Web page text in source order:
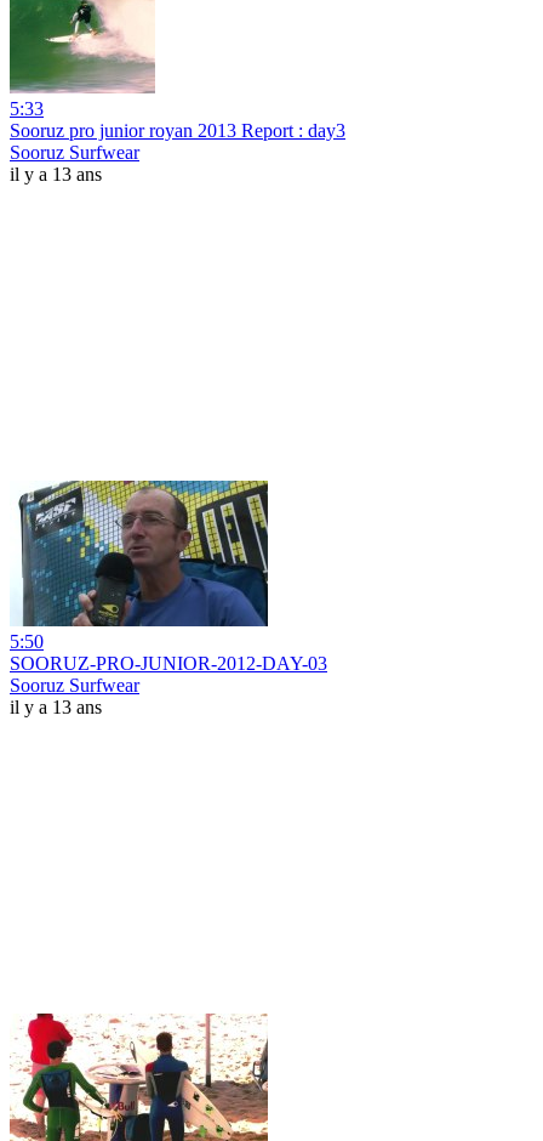
5:33
Sooruz pro junior royan 2013 Report : day3
Sooruz Surfwear
il y a 13 ans
5:50
SOORUZ-PRO-JUNIOR-2012-DAY-03
Sooruz Surfwear
il y a 13 ans